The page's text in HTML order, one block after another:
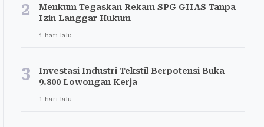
2
Menkum Tegaskan Rekam SPG GIIAS Tanpa
Izin Langgar Hukum
1 hari lalu
3
Investasi Industri Tekstil Berpotensi Buka
9.800 Lowongan Kerja
1 hari lalu